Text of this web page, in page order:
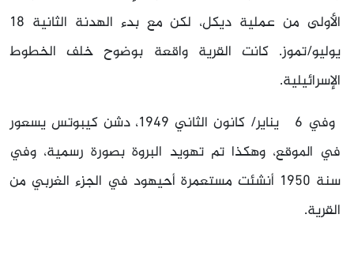
الأولى من عملية ديكل، لكن مع بدء الهدنة الثانية 18
يوليو/تموز. كانت القرية واقعة بوضوح خلف الخطوط
الإسرائيلية.
وفي 6 يناير/ كانون الثاني 1949، دشن كيبوتس يسعور
في الموقع، وهكذا تم تهويد البروة بصورة رسمية، وفي
سنة 1950 أنشئت مستعمرة أحيهود في الجزء الغربي من
القرية.